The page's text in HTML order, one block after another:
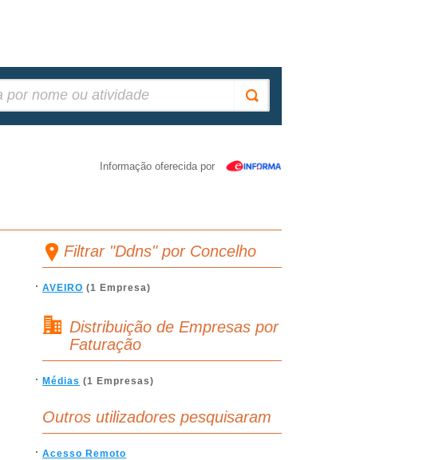
Informação oferecida por
Filtrar "Ddns" por Concelho
AVEIRO (1 Empresa)
Distribuição de Empresas por
Faturação
Médias (1 Empresas)
Outros utilizadores pesquisaram
Acesso Remoto